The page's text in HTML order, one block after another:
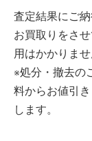
査定結果にご
お買取りをさ
用はかかりま
※処分・撤去の
料からお値引
します。